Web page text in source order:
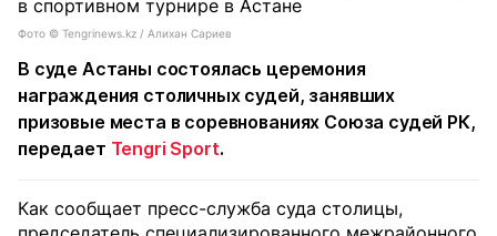
Фото ©️ Tengrinews.kz / Алихан Сариев
В суде Астаны состоялась церемония
награждения столичных судей, занявших
призовые места в соревнованиях Союза судей РК,
передает Tengri Sport.
Как сообщает пресс-служба суда столицы,